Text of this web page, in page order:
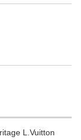
L.Vuitton